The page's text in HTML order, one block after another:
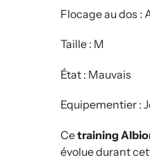
Flocage au dos :
Taille : M
État : Mauvais
Equipementier :
Cetraining
évolue durant